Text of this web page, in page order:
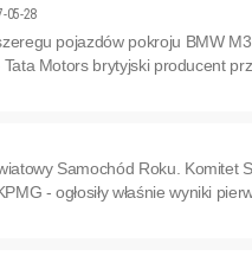
05-28
pojazdów pokroju BMW
Motors brytyjski producent
Samochód Roku.
- ogłosiły właśnie wyniki